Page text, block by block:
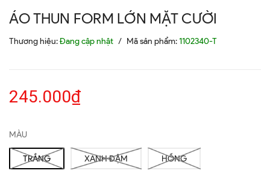
ÁO THUN FORM LỚN MẶT CƯỜI
Thương hiệu:Đang cập nhật / Mã sản phẩm:1102340-T
245.000₫
MÀU
TRẮNG XANH ĐẬM HỒNG